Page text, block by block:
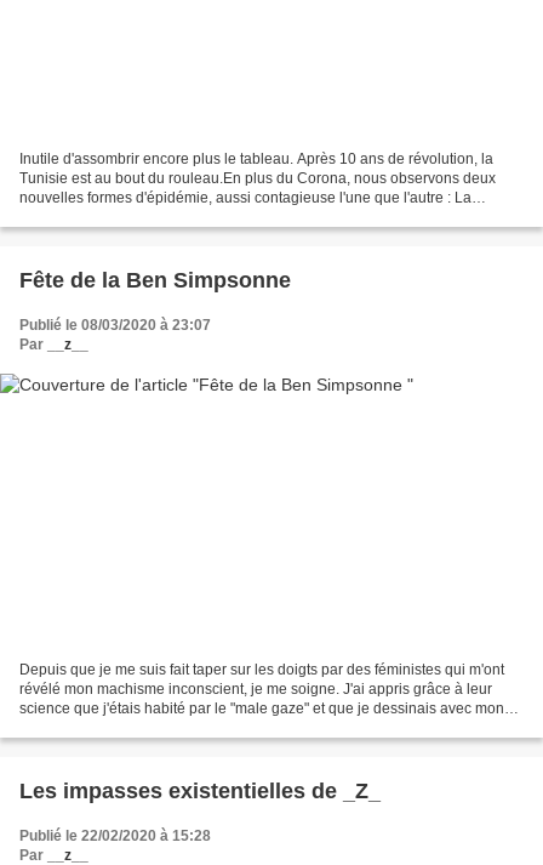
Inutile d'assombrir encore plus le tableau. Après 10 ans de révolution, la
Tunisie est au bout du rouleau.En plus du Corona, nous observons deux
nouvelles formes d'épidémie, aussi contagieuse l'une que l'autre : La
Fête de la Ben Simpsonne
Publié le 08/03/2020 à 23:07
Par
__z__
Depuis que je me suis fait taper sur les doigts par des féministes qui m'ont
révélé mon machisme inconscient, je me soigne. J'ai appris grâce à leur
science que j'étais habité par le "male gaze" et que je dessinais avec mon
Les impasses existentielles de _Z_
Publié le 22/02/2020 à 15:28
Par
__z__